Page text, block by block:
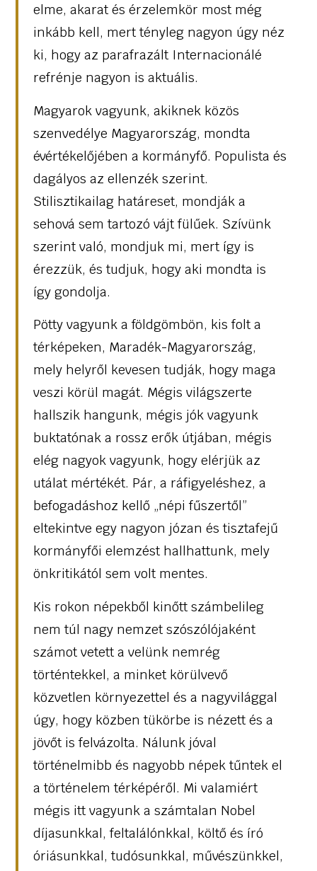
elme, akarat és érzelemkör most még
inkább kell, mert tényleg nagyon úgy néz
ki, hogy az parafrazált Internacionálé
refrénje nagyon is aktuális.
Magyarok vagyunk, akiknek közös
szenvedélye Magyarország, mondta
évértékelőjében a kormányfő. Populista és
dagályos az ellenzék szerint.
Stilisztikailag határeset, mondják a
sehová sem tartozó vájt fülűek. Szívünk
szerint való, mondjuk mi, mert így is
érezzük, és tudjuk, hogy aki mondta is
így gondolja.
Pötty vagyunk a földgömbön, kis folt a
térképeken, Maradék-Magyarország,
mely helyről kevesen tudják, hogy maga
veszi körül magát. Mégis világszerte
hallszik hangunk, mégis jók vagyunk
buktatónak a rossz erők útjában, mégis
elég nagyok vagyunk, hogy elérjük az
utálat mértékét. Pár, a ráfigyeléshez, a
befogadáshoz kellő „népi fűszertől”
eltekintve egy nagyon józan és tisztafejű
kormányfői elemzést hallhattunk, mely
önkritikától sem volt mentes.
Kis rokon népekből kinőtt számbelileg
nem túl nagy nemzet szószólójaként
számot vetett a velünk nemrég
történtekkel, a minket körülvevő
közvetlen környezettel és a nagyvilággal
úgy, hogy közben tükörbe is nézett és a
jövőt is felvázolta. Nálunk jóval
történelmibb és nagyobb népek tűntek el
a történelem térképéről. Mi valamiért
mégis itt vagyunk a számtalan Nobel
díjasunkkal, feltalálónkkal, költő és író
óriásunkkal, tudósunkkal, művészünkkel,